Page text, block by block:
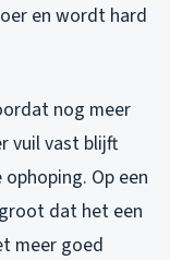
en wordt hard
nog meer
vuil vast blijft
Op een
dat het een
meer goed